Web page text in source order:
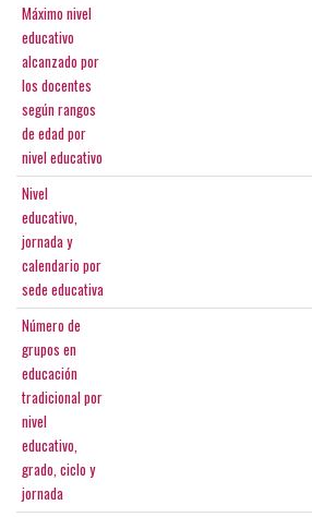
Máximo nivel
educativo
alcanzado por
los docentes
según rangos
de edad por
nivel educativo
Nivel
educativo,
jornada y
calendario por
sede educativa
Número de
grupos en
educación
tradicional por
nivel
educativo,
grado, ciclo y
jornada